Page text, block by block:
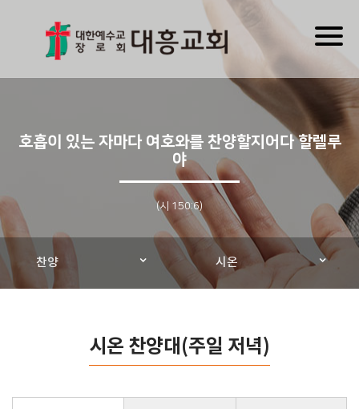
호흡이 있는 자마다 여호와를 찬양할지어다 할렐루
야
(시 150:6)
찬양 시온
시온 찬양대(주일 저녁)